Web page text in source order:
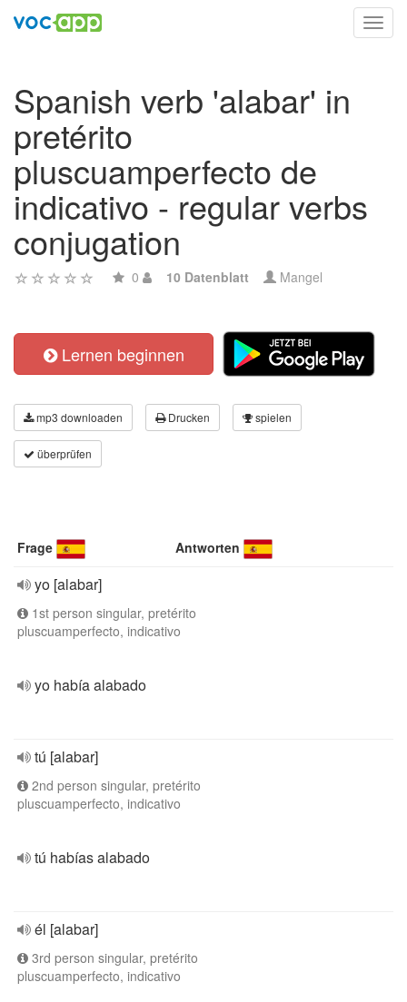
Spanish verb 'alabar' in
pretérito
pluscuamperfecto de
indicativo - regular verbs
conjugation
0 10 Datenblatt Mangel
Lernen beginnen
mp3 downloaden Drucken spielen
überprüfen
Frage Antworten
yo [alabar]
1st person singular, pretérito
pluscuamperfecto, indicativo
yo había alabado
tú [alabar]
2nd person singular, pretérito
pluscuamperfecto, indicativo
tú habías alabado
él [alabar]
3rd person singular, pretérito
pluscuamperfecto, indicativo